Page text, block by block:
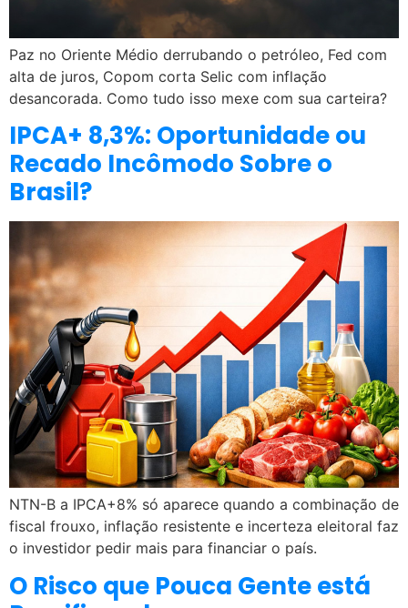
Paz no Oriente Médio derrubando o petróleo, Fed com
alta de juros, Copom corta Selic com inflação
desancorada. Como tudo isso mexe com sua carteira?
IPCA+ 8,3%: Oportunidade ou
Recado Incômodo Sobre o
Brasil?
NTN-B a IPCA+8% só aparece quando a combinação de
fiscal frouxo, inflação resistente e incerteza eleitoral faz
o investidor pedir mais para financiar o país.
O Risco que Pouca Gente está